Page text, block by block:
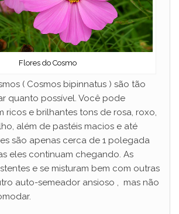
Flores do Cosmo
( Cosmos bipinnatus ) são tão
quanto possível. Você pode
ricos e brilhantes tons de rosa, roxo,
além de pastéis macios e até
são apenas cerca de 1 polegada
eles continuam chegando. As
e se misturam bem com outras
auto-semeador ansioso , mas não